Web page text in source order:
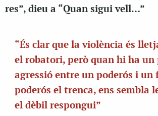
res”, dieu a “Quan sigui vell…”
“És clar que la violència és
el robatori, però quan hi ha un
agressió entre un poderós i un
poderós el trenca, ens sembla
el dèbil respongui”